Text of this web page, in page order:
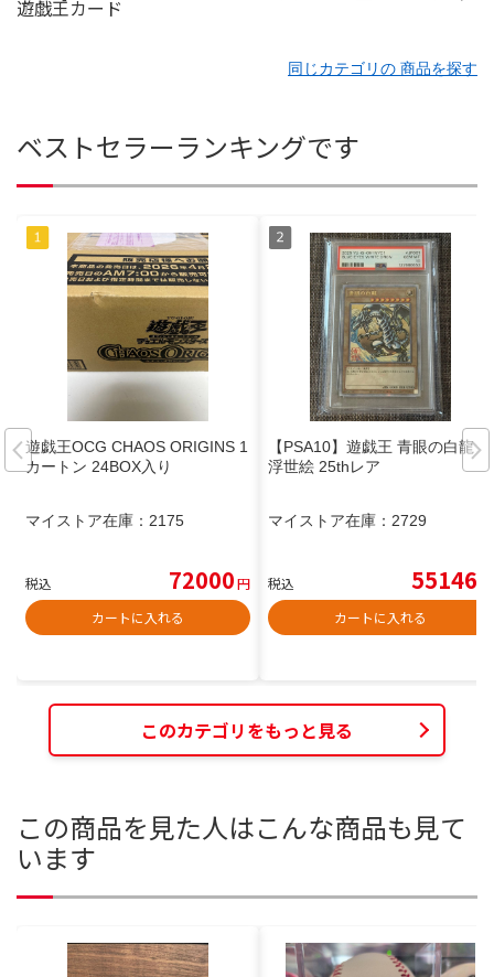
同じカテゴリの 商品を探す
ベストセラーランキングです
遊戯王OCG CHAOS ORIGINS 1
カートン 24BOX入り
マイストア在庫： 2175
税込 72000円
カートに入れる
【PSA10】遊戯王 青眼の白龍
浮世絵 25thレア
マイストア在庫： 2729
税込 55146
カートに入れる
このカテゴリをもっと見る
この商品を見た人はこんな商品も見て
います